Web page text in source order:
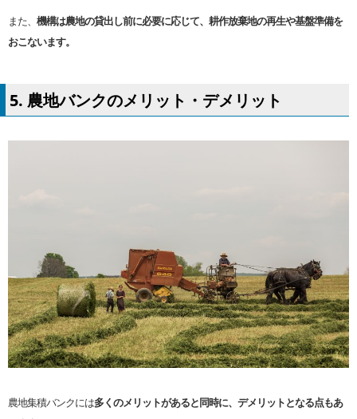
また、 機構は農地の貸出し前に必要に応じて、耕作放棄地の再生や基盤準備を
おこないます。
5. 農地バンクのメリット・デメリット
農地集積バンクには多くのメリットがあると同時に、デメリットとなる点もあ